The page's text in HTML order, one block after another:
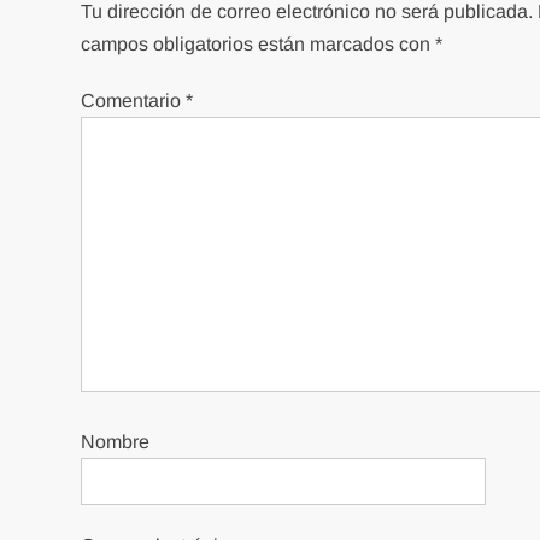
Tu dirección de correo electrónico no será publicada.
campos obligatorios están marcados con*
Comentario*
Nombre